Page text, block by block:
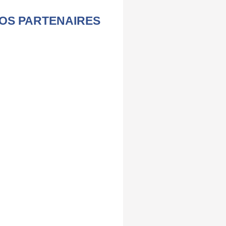
PARTENAIRES